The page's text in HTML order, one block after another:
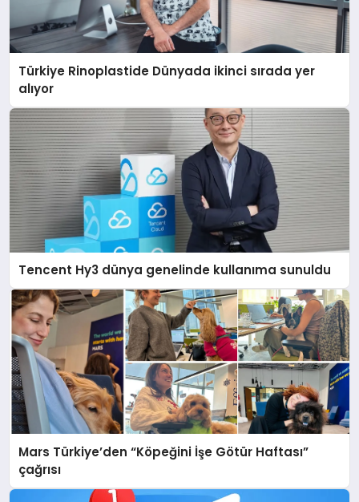
Türkiye Rinoplastide Dünyada ikinci sırada yer
alıyor
Tencent Hy3 dünya genelinde kullanıma sunuldu
Mars Türkiye’den “Köpeğini İşe Götür Haftası”
çağrısı